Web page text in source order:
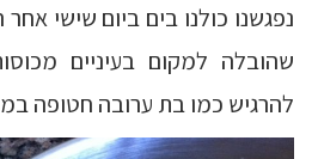
נפגשנו כולנו בים ביום שישי
שהובלה למקום בעיניים
להרגיש כמו בת ערובה חטופה